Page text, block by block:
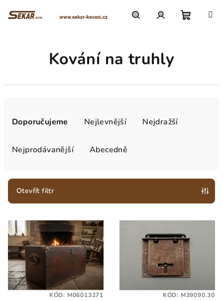
Kování na truhly
r
o
d
u
k
t
ů
Doporučujeme Nejlevnější Nejdražší
Nejprodávanější Abecedně
Otevřít filtr
V
ý
p
s
p
KÓD: M06013271 KÓD: M39090.30